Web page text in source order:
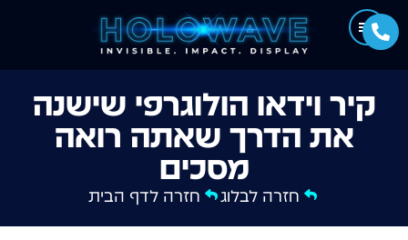
קיר וידאו הולוגרפי שישנה
את הדרך שאתה רואה
מסכים
חזרה לבלוג חזרה לדף הבית